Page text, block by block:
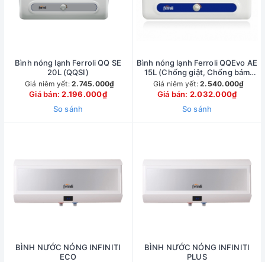
Bình nóng lạnh Ferroli QQ SE
20L (QQSI)
Giá niêm yết: 2.745.000₫
Giá bán:2.196.000₫
So sánh
Bình nóng lạnh Ferroli QQEvo AE
15L (Chống giật, Chống bám
cặn)
Giá niêm yết: 2.540.000₫
Giá bán: 2.032.000₫
So sánh
BÌNH NƯỚC NÓNG INFINITI
ECO
BÌNH NƯỚC NÓNG INFINITI
PLUS